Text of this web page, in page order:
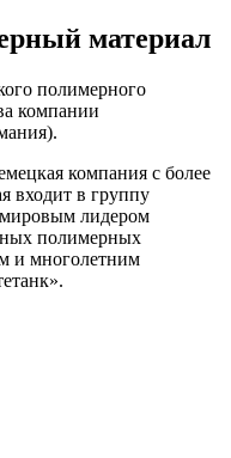
материал
полимерного
компании
компания с более
входит в группу
лидером
полимерных
и многолетним